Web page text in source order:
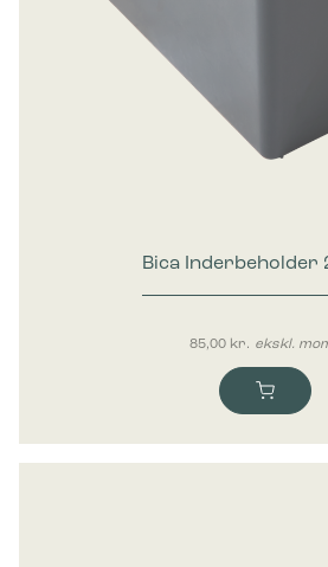
Bica Inderbeholder
85,00 kr. ekskl.